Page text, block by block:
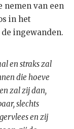
nemen van een
in het
ingewanden.
en straks zal
die hoeve
zal zij dan,
slechts
en zij